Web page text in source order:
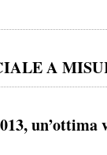
A
un’ottima